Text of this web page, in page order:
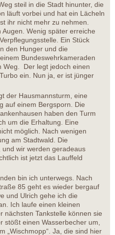
steil in die Stadt hinunter, die
läuft vorbei und hat ein Lächeln
ihr nicht mehr zu nehmen.
Wenig später erreiche
Ein Stück
den Hunger und die
Bundeswehrkameraden
Weg. Der legt jedoch einen
ein. Nun ja, er ist jünger
der Hausmannsturm, eine
auf einem Bergsporn. Die
haben den Turm
um die Erhaltung. Eine
möglich. Nach wenigen
am Stadtwald. Die
wir werden geradeaus
ist jetzt das Lauffeld
bin ich unterwegs. Nach
85 geht es wieder bergauf
und Ulrich gehe ich die
Ich laufe einen kleinen
nächsten Tankstelle können sie
stößt einen Wasserbecher um,
„Wischmopp“. Ja, die sind hier